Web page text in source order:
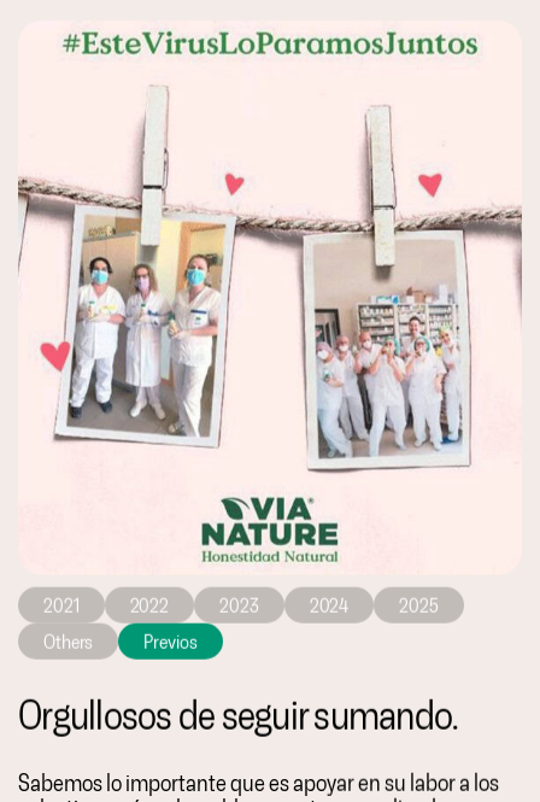
2021 2022 2023 2024
2025
Others
Previos
Orgullosos de seguir sumando.
Sabemos lo importante que es apoyar en su labor a los